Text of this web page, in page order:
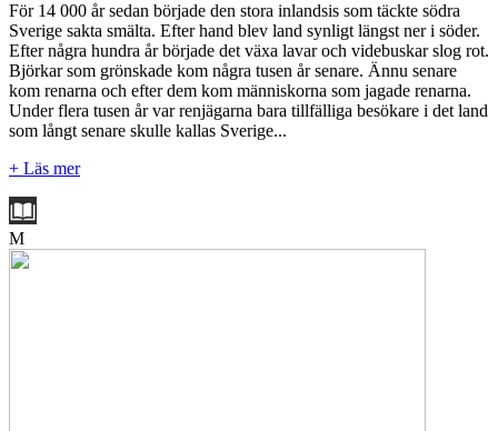
För 14 000 år sedan började den stora inlandsis som täckte södra
Sverige sakta smälta. Efter hand blev land synligt längst ner i söder.
Efter några hundra år började det växa lavar och videbuskar slog rot.
Björkar som grönskade kom några tusen år senare. Ännu senare
kom renarna och efter dem kom människorna som jagade renarna.
Under flera tusen år var renjägarna bara tillfälliga besökare i det land
som långt senare skulle kallas Sverige...
+ Läs mer
M